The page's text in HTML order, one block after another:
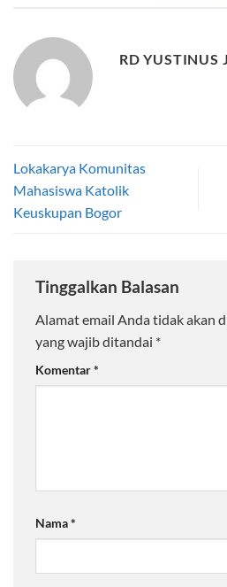
RD YUSTINUS
Lokakarya Komunitas
Mahasiswa Katolik
Keuskupan Bogor
Tinggalkan Balasan
Alamat email Anda tidak akan
yang wajib ditandai *
Komentar*
Nama*